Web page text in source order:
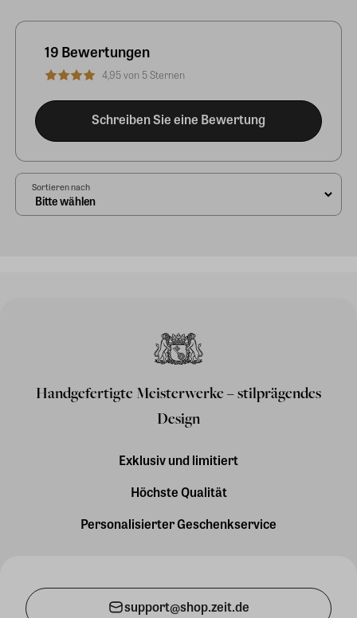
19 Bewertungen
4,95 von 5 Sternen
Schreiben Sie eine Bewertung
Sortieren nach
Handgefertigte Meisterwerke – stilprägendes
Design
Exklusiv und limitiert
Höchste Qualität
Personalisierter Geschenkservice
support@shop.zeit.de